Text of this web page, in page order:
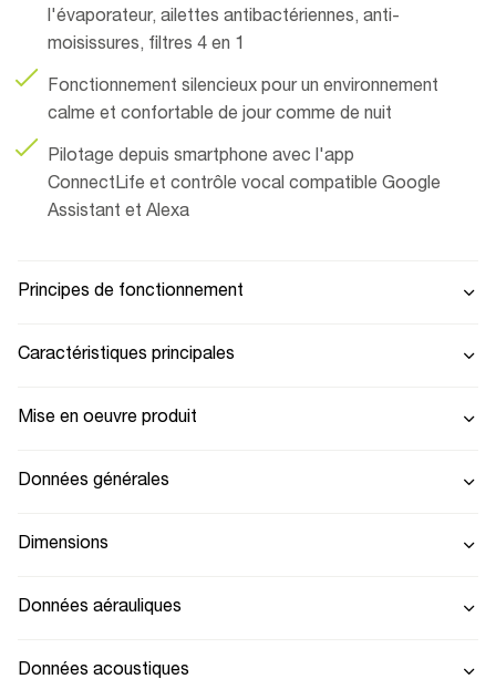
l'évaporateur, ailettes antibactériennes, anti-
moisissures, filtres 4 en 1
Fonctionnement silencieux pour un environnement
calme et confortable de jour comme de nuit
Pilotage depuis smartphone avec l'app
ConnectLife et contrôle vocal compatible Google
Assistant et Alexa
Principes de fonctionnement
Caractéristiques principales
Mise en oeuvre produit
Données générales
Dimensions
Données aérauliques
Données acoustiques